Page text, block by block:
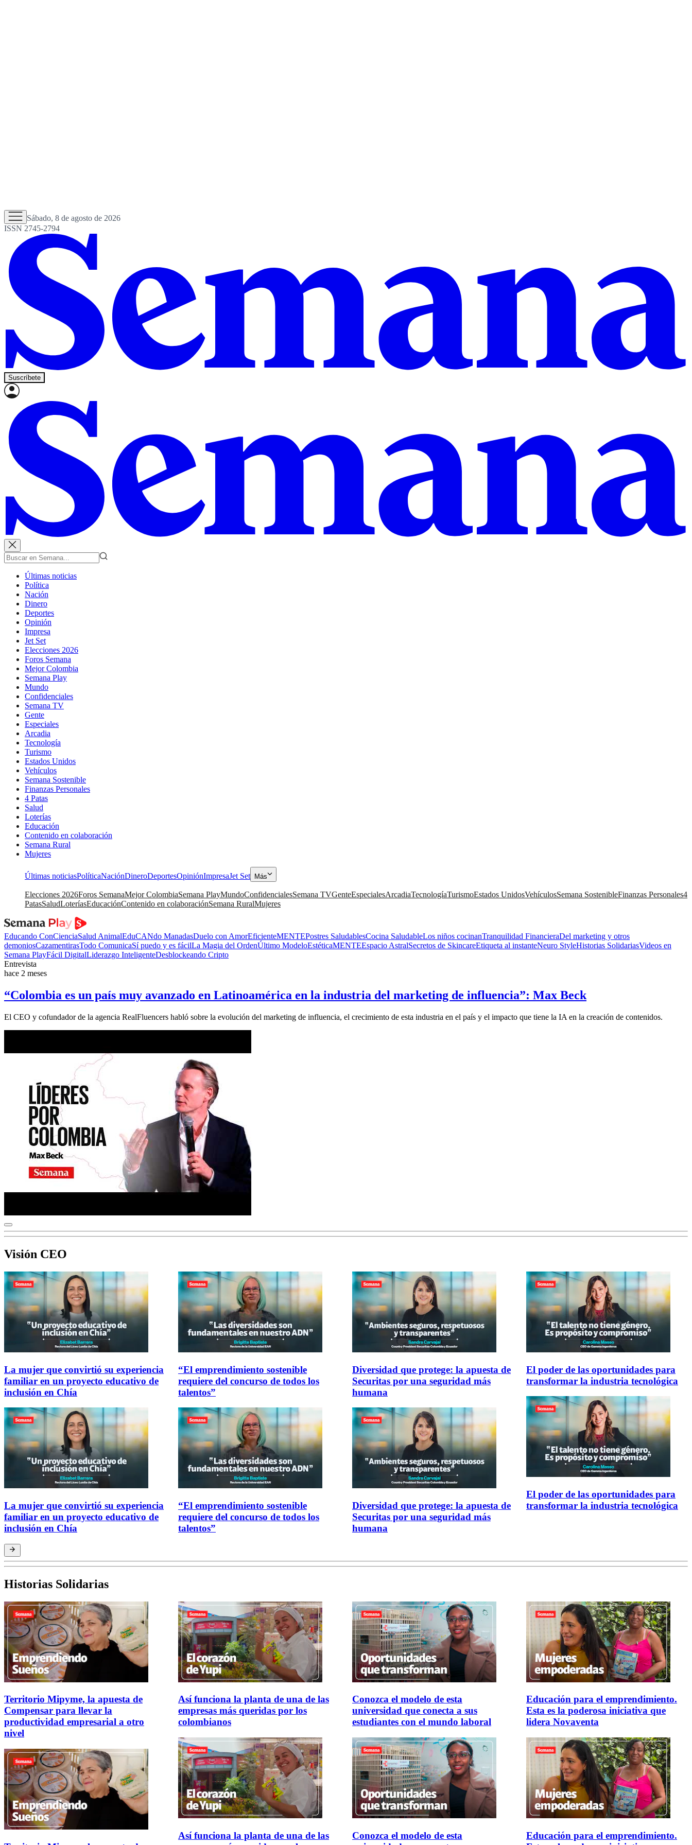
Sábado, 8 de agosto de 2026
ISSN 2745-2794
Suscríbete
Últimas noticias
Política
Nación
Dinero
Deportes
Opinión
Impresa
Jet Set
Elecciones 2026
Foros Semana
Mejor Colombia
Semana Play
Mundo
Confidenciales
Semana TV
Gente
Especiales
Arcadia
Tecnología
Turismo
Estados Unidos
Vehículos
Semana Sostenible
Finanzas Personales
4 Patas
Salud
Loterías
Educación
Contenido en colaboración
Semana Rural
Mujeres
Últimas noticiasPolíticaNaciónDineroDeportesOpiniónImpresaJet Set Más
Elecciones 2026Foros SemanaMejor ColombiaSemana PlayMundoConfidencialesSemana TVGenteEspecialesArcadiaTecnologíaTurismoEstados UnidosVehículosSemana SostenibleFinanzas Personales4
PatasSaludLoteríasEducaciónContenido en colaboraciónSemana RuralMujeres
Educando ConCienciaSalud AnimalEduCANdo ManadasDuelo con AmorEficienteMENTEPostres SaludablesCocina SaludableLos niños cocinanTranquilidad FinancieraDel marketing y otros
demoniosCazamentirasTodo ComunicaSí puedo y es fácilLa Magia del OrdenÚltimo ModeloEstéticaMENTEEspacio AstralSecretos de SkincareEtiqueta al instanteNeuro StyleHistorias SolidariasVideos en
Semana PlayFácil DigitalLiderazgo InteligenteDesblockeando Cripto
Entrevista
hace 2 meses
“Colombia es un país muy avanzado en Latinoamérica en la industria del marketing de influencia”: Max Beck
El CEO y cofundador de la agencia RealFluencers habló sobre la evolución del marketing de influencia, el crecimiento de esta industria en el país y el impacto que tiene la IA en la creación de contenidos.
Visión CEO
La mujer que convirtió su experiencia
familiar en un proyecto educativo de
inclusión en Chía
La mujer que convirtió su experiencia
familiar en un proyecto educativo de
inclusión en Chía
“El emprendimiento sostenible
requiere del concurso de todos los
talentos”
“El emprendimiento sostenible
requiere del concurso de todos los
talentos”
Diversidad que protege: la apuesta de
Securitas por una seguridad más
humana
Diversidad que protege: la apuesta de
Securitas por una seguridad más
humana
El poder de las oportunidades para
transformar la industria tecnológica
El poder de las oportunidades para
transformar la industria tecnológica
Historias Solidarias
Territorio Mipyme, la apuesta de
Compensar para llevar la
productividad empresarial a otro
nivel
Así funciona la planta de una de las
empresas más queridas por los
colombianos
Así funciona la planta de una de las
Conozca el modelo de esta
universidad que conecta a sus
estudiantes con el mundo laboral
Conozca el modelo de esta
Educación para el emprendimiento.
Esta es la poderosa iniciativa que
lidera Novaventa
Educación para el emprendimiento.